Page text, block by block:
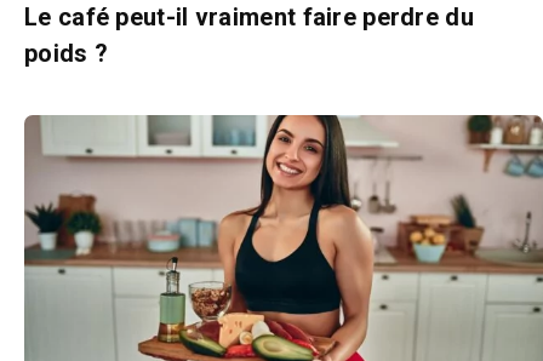
Le café peut-il vraiment faire perdre du
poids ?